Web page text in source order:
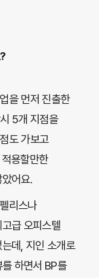
을 먼저 진출한
5개 지점을
도 가보고
용할만한
어요.
리스나
급 오피스텔
데, 지인 소개로
하면서 BP를